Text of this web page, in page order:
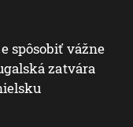
spôsobiť vážne
zatvára